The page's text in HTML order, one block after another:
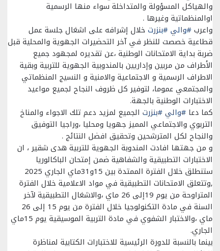
والهياكل المسؤولة والمتداخلة سواء منها الرسمية
اوالمنظماتية وغيرها .
واعرب#والي#بنزرت خلال إشرافه على اشغال جلسة عمل
قطاعية خصصت للنظر في آخر التحضيرات الجهوية والمحلية قبل
ضربة بداية الامتحانات الوطنية ،عن تقديره لمجهود جميع
الأطراف من مربين وإداريين بالمندوبية الجهوية للتربية وبقية
الاطراف الرسمية و الاجتماعية والامنية و النسيج المنظماتي
والمجتمعي عموما، لتوفير كل ظروف النجاح لجميع مواعيد
الاختبارات الوطنية بالجهة.
كما دعا #والي#بنزرت الجميع لمزيد دعم تلك الاجواء والمناخ
التربوي والاجتماعي المميز جهويا ومحليا ،وراجيا التوفيق
والنجاح لكل المترشحين وتحقيق افضل النتائج .
و من جهتها افادت المندوبة الجهوية للتربية هدى شقير ، ان
الاختبارات التطبيقية والشفاهية ضمن إمتحان الباكالوريا
ستنطلق خلال الفترة الممتدة بين 15و31ماي الجاري 2025
,وتتعلق الامتحانات التطبيقية في مواد الاعلامية خلال الفترة
المتراوحة من يوم 19إلى 26 ماي ،والاشغال التطبيقية لآخر
السنة في مادة التكنولوجيا خلال الفترة من يوم 15 إلى 26
ماي ،والاختبار الشفوي في مادة التربية الموسيقية يوم 15ماي
الجاري.
بينما بالنسبة للدورة الرئيسية للاختبارات الكتابية لمناظرة